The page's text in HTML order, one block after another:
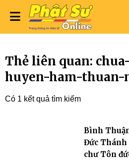
Thẻ liên quan:
huyen-ham-thuan-
Có 1 kết quả tìm kiếm
Bình
Đức Thánh
chư Tôn